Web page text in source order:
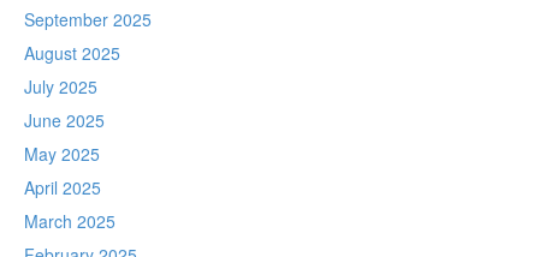
September 2025
August 2025
July 2025
June 2025
May 2025
April 2025
March 2025